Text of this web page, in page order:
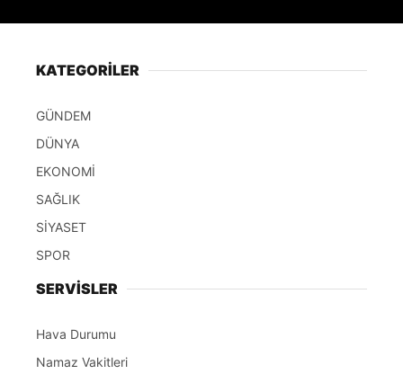
KATEGORİLER
GÜNDEM
DÜNYA
EKONOMİ
SAĞLIK
SİYASET
SPOR
SERVİSLER
Hava Durumu
Namaz Vakitleri